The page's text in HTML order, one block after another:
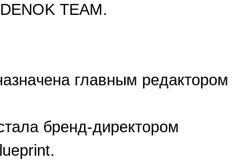
TEAM.
главным редактором
бренд-директором